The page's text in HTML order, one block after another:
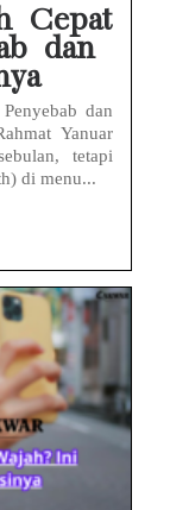
Cepat
dan
dan
Yanuar
tetapi
di menu...